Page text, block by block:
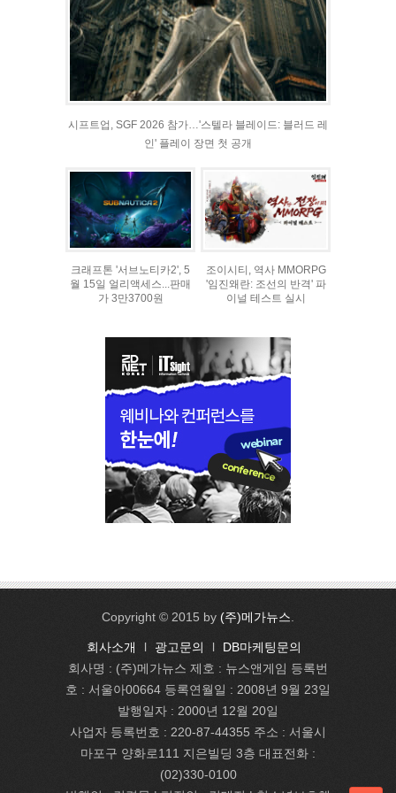
시프트업, SGF 2026 참가…'스텔라 블레이드: 블러드 레
인' 플레이 장면 첫 공개
크래프톤 '서브노티카2', 5
월 15일 얼리액세스...판매
가 3만3700원
조이시티, 역사 MMORPG
'임진왜란: 조선의 반격' 파
이널 테스트 실시
Copyright © 2015 by (주)메가뉴스
회사소개 l 광고문의 l
DB마케팅문의
회사명 : (주)메가뉴스 제호 : 뉴스앤게임 등록번
호 : 서울아00664 등록연월일 : 2008년 9월 23일
발행일자 : 2000년 12월 20일
사업자 등록번호 : 220-87-44355 주소 : 서울시
마포구 양화로111 지은빌딩 3층 대표전화 :
(02)330-0100